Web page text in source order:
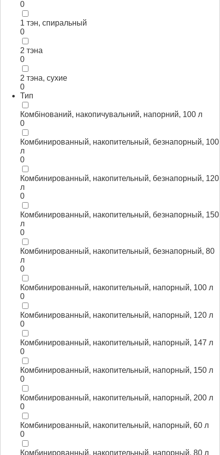
0
1 тэн, спиральный
0
2 тэна
0
2 тэна, сухие
0
Тип
Комбінований, накопичувальний, напорний, 100 л
0
Комбинированный, накопительный, безнапорный, 100
л
0
Комбинированный, накопительный, безнапорный, 120
л
0
Комбинированный, накопительный, безнапорный, 150
л
0
Комбинированный, накопительный, безнапорный, 80
л
0
Комбинированный, накопительный, напорный, 100 л
0
Комбинированный, накопительный, напорный, 120 л
0
Комбинированный, накопительный, напорный, 147 л
0
Комбинированный, накопительный, напорный, 150 л
0
Комбинированный, накопительный, напорный, 200 л
0
Комбинированный, накопительный, напорный, 60 л
0
Комбинированный, накопительный, напорный, 80 л